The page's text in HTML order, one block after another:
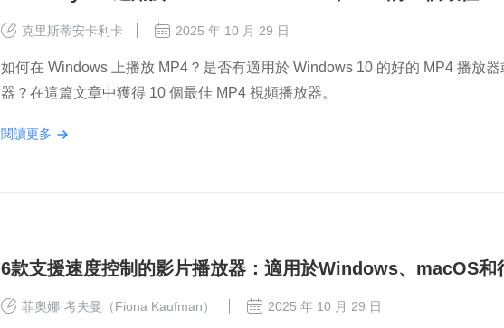
克里斯蒂安卡利卡 2025 年 10 月 29 日
如何在 Windows 上播放 MP4？是否有適用於 Windows 10 的好的 MP4 播放
器？在這篇文章中獲得 10 個最佳 MP4 視頻播放器。
閱讀更多
6款支援速度控制的影片播放器：適用於Windows、macOS和
菲奧娜·考夫曼（Fiona Kaufman） 2025 年 10 月 29 日